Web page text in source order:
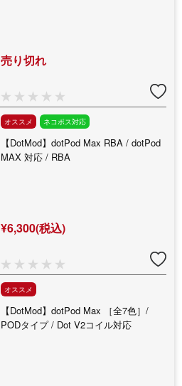
売り切れ
オススメ ネコポス対応
【DotMod】dotPod Max RBA / dotPod
MAX 対応 / RBA
¥6,300(税込)
オススメ
【DotMod】dotPod Max ［全7色］/
PODタイプ / Dot V2コイル対応